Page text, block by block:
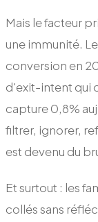
Mais le facteur
une immunité.
conversion en
d'exit-intent qui
capture 0,8%
filtrer, ignorer,
est devenu du
Et surtout : les
collés sans